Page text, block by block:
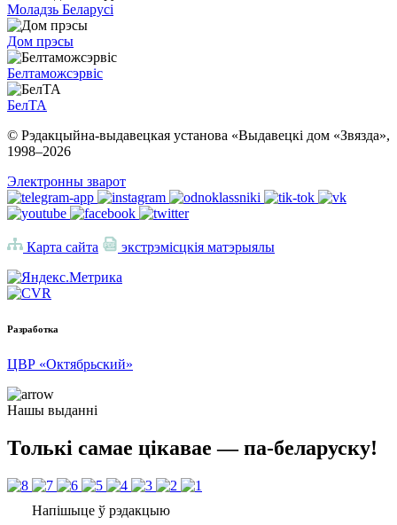
Моладзь Беларусі
Дом прэсы
Белтаможсэрвіс
БелТА
© Рэдакцыйна-выдавецкая установа «Выдавецкі дом «Звязда»,
1998–2026
Электронны зварот
Карта сайта экстрэмісцкія матэрыялы
Разработка
ЦВР «Октябрьский»
Нашы выданні
Толькі самае цікавае — па-беларуску!
Напішыце ў рэдакцыю